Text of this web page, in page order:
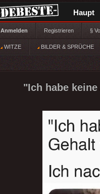
Haupt
Anmelden Registrieren §
WITZE BILDER & SPRÜCHE
"Ich habe